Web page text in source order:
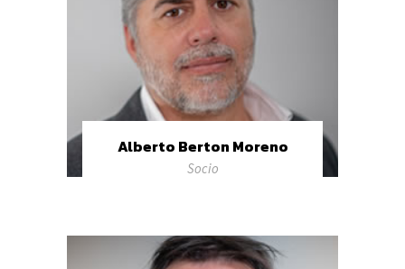
Alberto Berton Moreno
Socio